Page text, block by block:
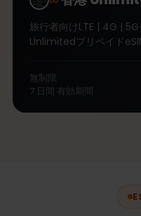
旅行者向けLTE | 4G |
Unlimitedプリペイド
無制限
7 日間 有効期間